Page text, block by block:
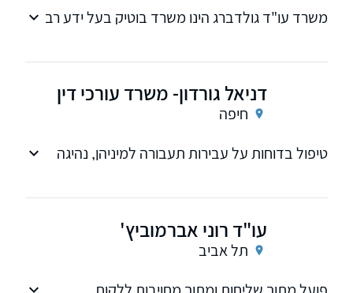
משרד עו"ד גולדברג הינו משרד בוטיק בעל ידע רב
דניאל גורדון- משרד עורכי דין
חיפה
טיפול בדוחות על עבירות תעבורה למיניהן, נהיגה
עו"ד רוני אברמוביץ'
תל אביב